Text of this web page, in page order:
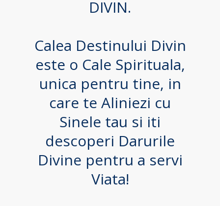
DIVIN.
Calea Destinului Divin
este o Cale Spirituala,
unica pentru tine, in
care te Aliniezi cu
Sinele tau si iti
descoperi Darurile
Divine pentru a servi
Viata!